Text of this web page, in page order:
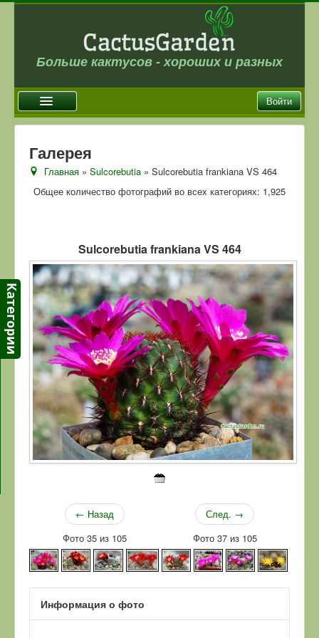
Больше кактусов - хороших и разных
Войти
Новости
Галерея
Отзывы
Ссылки
Контакты
Галерея
Главная »Sulcorebutia » Sulcorebutia frankiana VS 464
Общее количество фотографий во всех категориях: 1,925
Sulcorebutia frankiana VS 464
← Назад
Фото 35 из 105
След. →
Фото 37 из 105
Информация о фото